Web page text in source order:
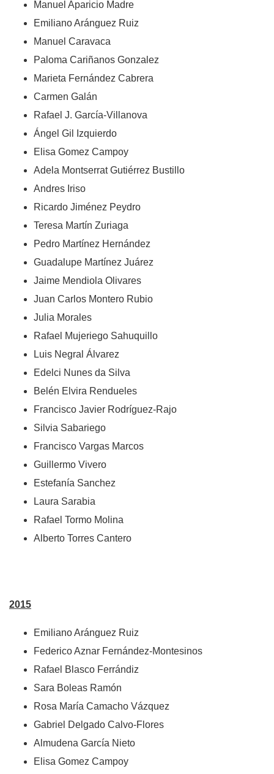
Manuel Aparicio Madre
Emiliano Aránguez Ruiz
Manuel Caravaca
Paloma Cariñanos Gonzalez
Marieta Fernández Cabrera
Carmen Galán
Rafael J. García-Villanova
Ángel Gil Izquierdo
Elisa Gomez Campoy
Adela Montserrat Gutiérrez Bustillo
Andres Iriso
Ricardo Jiménez Peydro
Teresa Martín Zuriaga
Pedro Martínez Hernández
Guadalupe Martínez Juárez
Jaime Mendiola Olivares
Juan Carlos Montero Rubio
Julia Morales
Rafael Mujeriego Sahuquillo
Luis Negral Álvarez
Edelci Nunes da Silva
Belén Elvira Rendueles
Francisco Javier Rodríguez-Rajo
Silvia Sabariego
Francisco Vargas Marcos
Guillermo Vivero
Estefanía Sanchez
Laura Sarabia
Rafael Tormo Molina
Alberto Torres Cantero
2015
Emiliano Aránguez Ruiz
Federico Aznar Fernández-Montesinos
Rafael Blasco Ferrándiz
Sara Boleas Ramón
Rosa María Camacho Vázquez
Gabriel Delgado Calvo-Flores
Almudena García Nieto
Elisa Gomez Campoy